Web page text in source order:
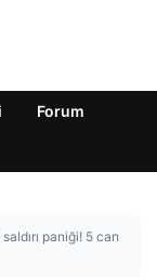
Forum
paniği! 5 can